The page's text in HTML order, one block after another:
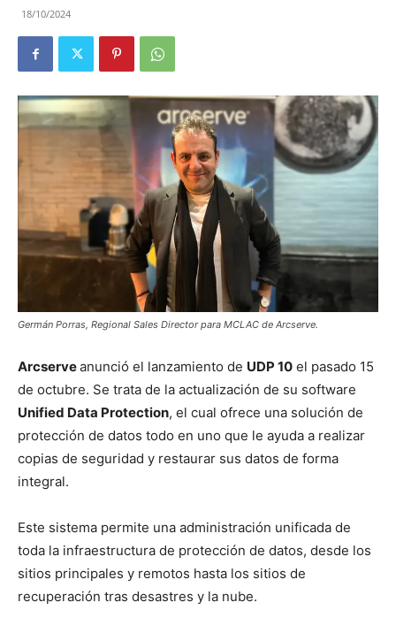
18/10/2024
Germán Porras, Regional Sales Director para MCLAC de Arcserve.
Arcserveanunció el lanzamiento de UDP 10 el pasado 15
de octubre. Se trata de la actualización de su software
Unified Data Protection, el cual ofrece una solución de
protección de datos todo en uno que le ayuda a realizar
copias de seguridad y restaurar sus datos de forma
integral.
Este sistema permite una administración unificada de
toda la infraestructura de protección de datos, desde los
sitios principales y remotos hasta los sitios de
recuperación tras desastres y la nube.